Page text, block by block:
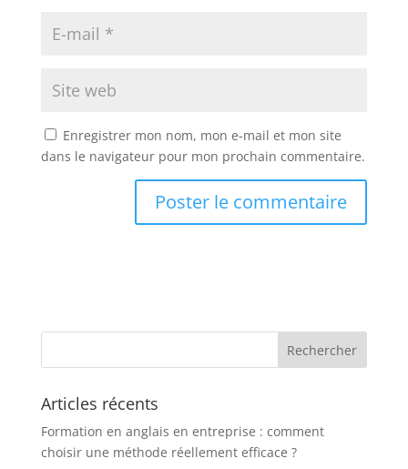
Enregistrer mon nom, mon e-mail et mon site
dans le navigateur pour mon prochain commentaire.
Articles récents
Formation en anglais en entreprise : comment
choisir une méthode réellement efficace ?